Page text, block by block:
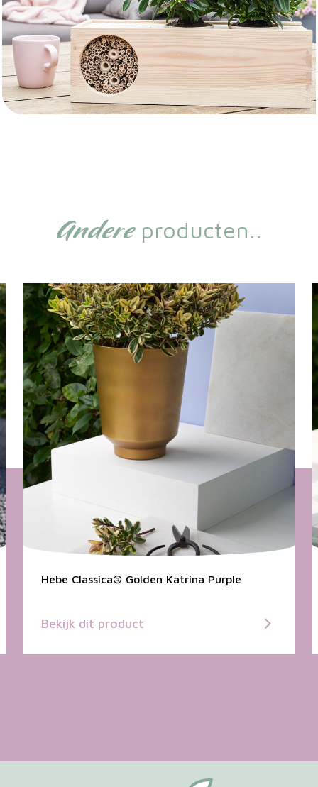
Andereproducten..
Hebe Classica® Golden Katrina Purple
Bekijk dit product